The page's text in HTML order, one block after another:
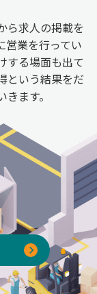
ら求人の掲載を
営業を行ってい
する場面も出て
という結果をだ
ます。